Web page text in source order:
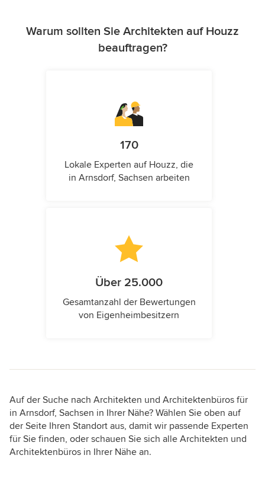
Warum sollten Sie Architekten auf Houzz
beauftragen?
170
Lokale Experten auf Houzz, die
in Arnsdorf, Sachsen arbeiten
Über 25.000
Gesamtanzahl der Bewertungen
von Eigenheimbesitzern
Auf der Suche nach Architekten und Architektenbüros für
in Arnsdorf, Sachsen in Ihrer Nähe? Wählen Sie oben auf
der Seite Ihren Standort aus, damit wir passende Experten
für Sie finden, oder schauen Sie sich alle Architekten und
Architektenbüros in Ihrer Nähe an.